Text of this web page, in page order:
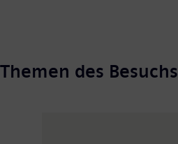
Themen des Besuchs